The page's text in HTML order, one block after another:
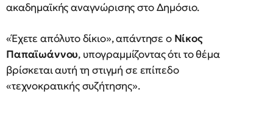
ακαδημαϊκής αναγνώρισης στο Δημόσιο.
«Έχετε απόλυτο δίκιο», απάντησε ο Νίκος
Παπαϊωάννου, υπογραμμίζοντας ότι το θέμα
βρίσκεται αυτή τη στιγμή σε επίπεδο
«τεχνοκρατικής συζήτησης».